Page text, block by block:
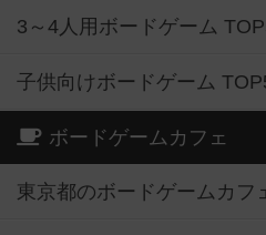
3～4人用ボードゲーム
子供向けボードゲーム
ボードゲームカフェ
東京都のボードゲームカフ